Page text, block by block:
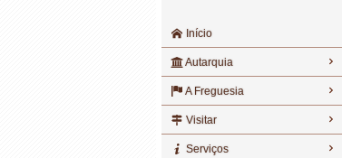
Início
Autarquia
A Freguesia
Visitar
Serviços